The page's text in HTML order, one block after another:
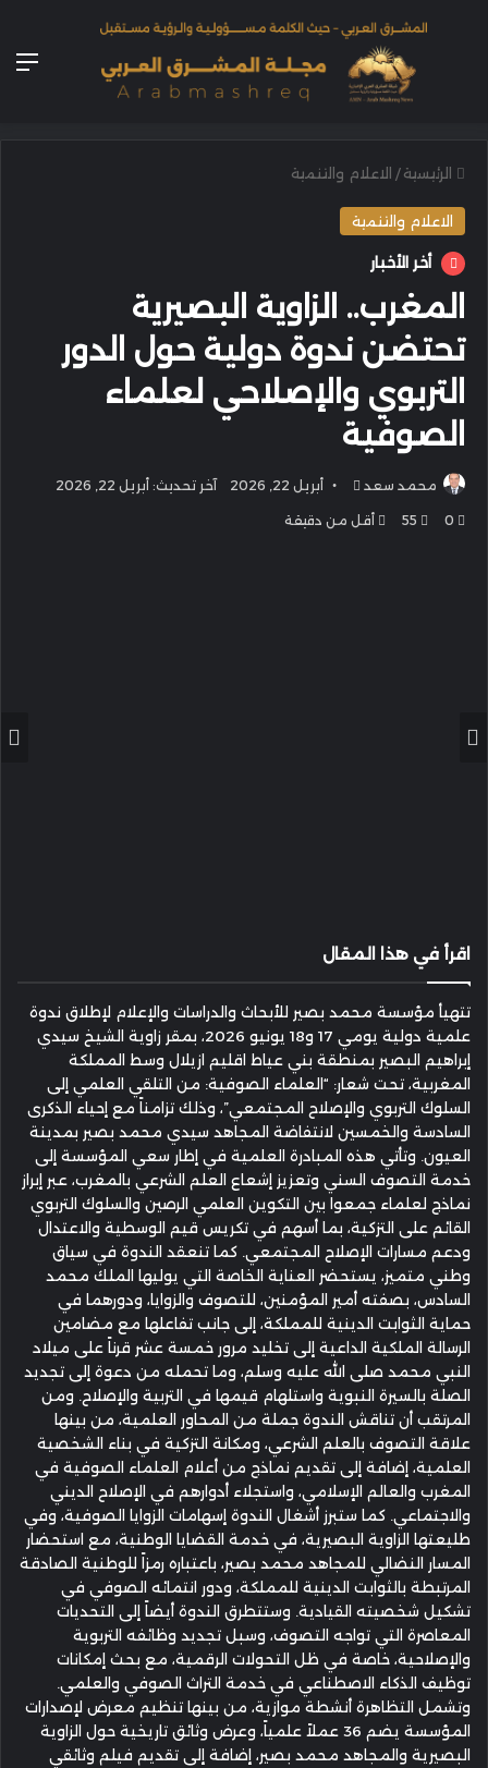
الرئيسية / الاعلام والتنمية
الاعلام والتنمية
أخر الأخبار
المغرب.. الزاوية البصيرية
تحتضن ندوة دولية حول الدور
التربوي والإصلاحي لعلماء
الصوفية
محمد سعد
أرسل أبريل 22, 2026 آخر تحديث: أبريل 22, 2026
0
55 أقل من دقيقة
اقرأ في هذا المقال
تتهيأ مؤسسة محمد بصير للأبحاث والدراسات والإعلام لإطلاق ندوة
علمية دولية يومي 17 و18 يونيو 2026، بمقر زاوية الشيخ سيدي
إبراهيم البصير بمنطقة بني عياط اقليم ازيلال وسط المملكة
المغربية، تحت شعار: “العلماء الصوفية: من التلقي العلمي إلى
السلوك التربوي والإصلاح المجتمعي”، وذلك تزامناً مع إحياء الذكرى
السادسة والخمسين لانتفاضة المجاهد سيدي محمد بصير بمدينة
العيون. وتأتي هذه المبادرة العلمية في إطار سعي المؤسسة إلى
خدمة التصوف السني وتعزيز إشعاع العلم الشرعي بالمغرب، عبر إبراز
نماذج لعلماء جمعوا بين التكوين العلمي الرصين والسلوك التربوي
القائم على التزكية، بما أسهم في تكريس قيم الوسطية والاعتدال
ودعم مسارات الإصلاح المجتمعي. كما تنعقد الندوة في سياق
وطني متميز، يستحضر العناية الخاصة التي يوليها الملك محمد
السادس، بصفته أمير المؤمنين، للتصوف والزوايا، ودورهما في
حماية الثوابت الدينية للمملكة، إلى جانب تفاعلها مع مضامين
الرسالة الملكية الداعية إلى تخليد مرور خمسة عشر قرناً على ميلاد
النبي محمد صلى الله عليه وسلم، وما تحمله من دعوة إلى تجديد
الصلة بالسيرة النبوية واستلهام قيمها في التربية والإصلاح. ومن
المرتقب أن تناقش الندوة جملة من المحاور العلمية، من بينها
علاقة التصوف بالعلم الشرعي، ومكانة التزكية في بناء الشخصية
العلمية، إضافة إلى تقديم نماذج من أعلام العلماء الصوفية في
المغرب والعالم الإسلامي، واستجلاء أدوارهم في الإصلاح الديني
والاجتماعي. كما ستبرز أشغال الندوة إسهامات الزوايا الصوفية، وفي
طليعتها الزاوية البصيرية، في خدمة القضايا الوطنية، مع استحضار
المسار النضالي للمجاهد محمد بصير، باعتباره رمزاً للوطنية الصادقة
المرتبطة بالثوابت الدينية للمملكة، ودور انتمائه الصوفي في
تشكيل شخصيته القيادية. وستتطرق الندوة أيضاً إلى التحديات
المعاصرة التي تواجه التصوف، وسبل تجديد وظائفه التربوية
والإصلاحية، خاصة في ظل التحولات الرقمية، مع بحث إمكانات
توظيف الذكاء الاصطناعي في خدمة التراث الصوفي والعلمي.
وتشمل التظاهرة أنشطة موازية، من بينها تنظيم معرض لإصدارات
المؤسسة يضم 36 عملاً علمياً، وعرض وثائق تاريخية حول الزاوية
البصيرية والمجاهد محمد بصير، إضافة إلى تقديم فيلم وثائقي